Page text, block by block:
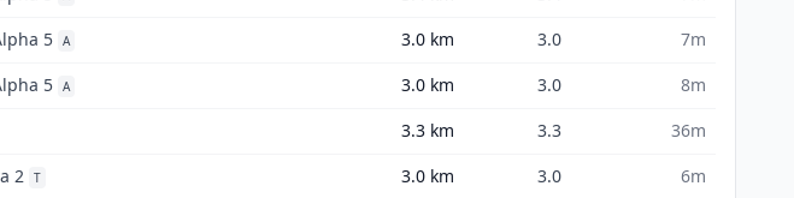
5 A 3.0 km 3.0
7m
5 A 3.0 km 3.0
8m
3.3 km 3.3
36m
2 T 3.0 km 3.0 6m